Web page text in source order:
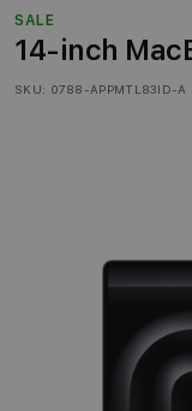
SALE
14-inch
SKU: 0788-APPMTL83ID-A